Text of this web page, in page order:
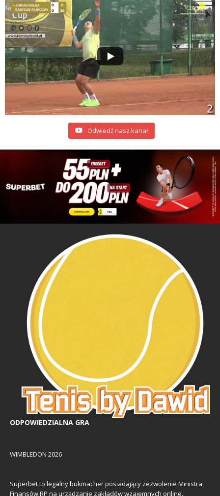
Odwiedź nasz kanał
ODPOWIEDZIALNA GRA
WIMBLEDON 2026
Superbet to legalny bukmacher posiadający zezwolenie Ministra
Finansów RP na urządzanie zakładów wzajemnych online.